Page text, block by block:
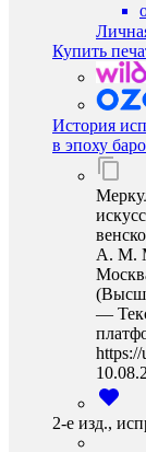
Купить
История
в эпоху
А. М.
—
2-е изд.,